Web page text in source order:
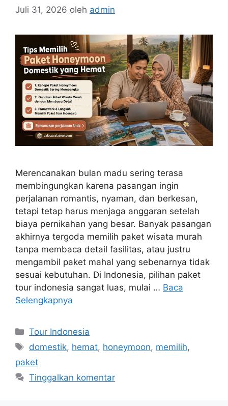
Juli 31, 2026 oleh admin
Merencanakan bulan madu sering terasa
membingungkan karena pasangan ingin
perjalanan romantis, nyaman, dan berkesan,
tetapi tetap harus menjaga anggaran setelah
biaya pernikahan yang besar. Banyak pasangan
akhirnya tergoda memilih paket wisata murah
tanpa membaca detail fasilitas, atau justru
mengambil paket mahal yang sebenarnya tidak
sesuai kebutuhan. Di Indonesia, pilihan paket
tour indonesia sangat luas, mulai … Baca
Selengkapnya
Kategori
Tour Indonesia
Tag
domestik, hemat, honeymoon, memilih,
paket
Tinggalkan komentar